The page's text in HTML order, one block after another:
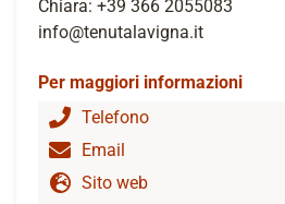
Chiara: +39 366 2055083
info@tenutalavigna.it
Per maggiori informazioni
Telefono
Email
Sito web